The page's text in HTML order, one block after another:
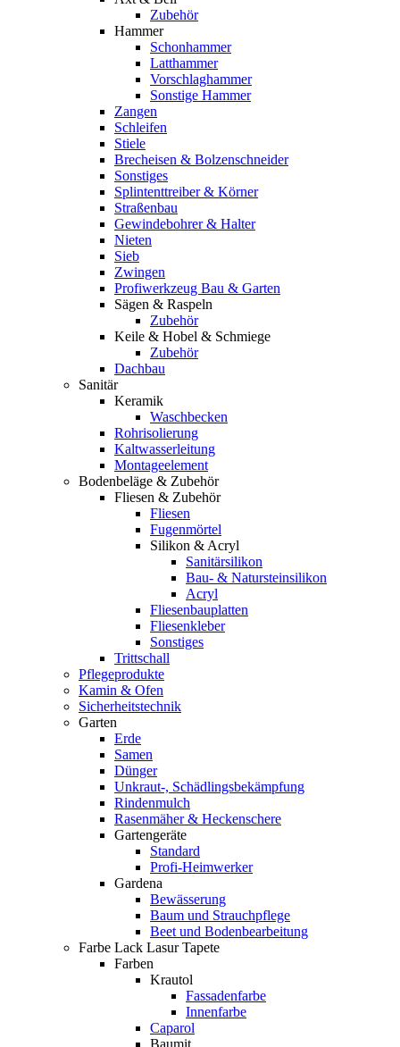
Zubehör
Hammer
Schonhammer
Latthammer
Vorschlaghammer
Sonstige Hammer
Zangen
Schleifen
Stiele
Brecheisen & Bolzenschneider
Sonstiges
Splintenttreiber & Körner
Straßenbau
Gewindebohrer & Halter
Nieten
Sieb
Zwingen
Profiwerkzeug Bau & Garten
Sägen & Raspeln
Zubehör
Keile & Hobel & Schmiege
Zubehör
Dachbau
Sanitär
Keramik
Waschbecken
Rohrisolierung
Kaltwasserleitung
Montageelement
Bodenbeläge & Zubehör
Fliesen & Zubehör
Fliesen
Fugenmörtel
Silikon & Acryl
Sanitärsilikon
Bau- & Natursteinsilikon
Acryl
Fliesenbauplatten
Fliesenkleber
Sonstiges
Trittschall
Pflegeprodukte
Kamin & Ofen
Sicherheitstechnik
Garten
Erde
Samen
Dünger
Unkraut-, Schädlingsbekämpfung
Rindenmulch
Rasenmäher & Heckenschere
Gartengeräte
Standard
Profi-Heimwerker
Gardena
Bewässerung
Baum und Strauchpflege
Beet und Bodenbearbeitung
Farbe Lack Lasur Tapete
Farben
Krautol
Fassadenfarbe
Innenfarbe
Caparol
Baumit